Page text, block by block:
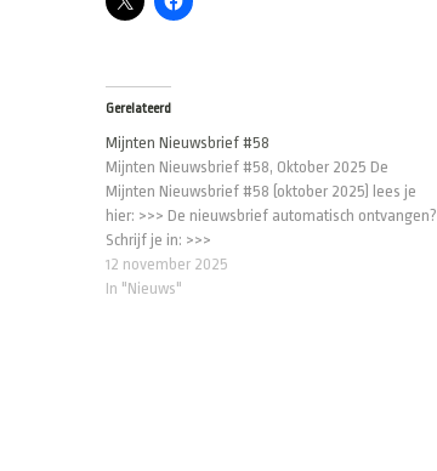
Gerelateerd
Mijnten Nieuwsbrief #58
Mijnten Nieuwsbrief #58, Oktober 2025 De
Mijnten Nieuwsbrief #58 (oktober 2025) lees je
hier: >>> De nieuwsbrief automatisch ontvangen?
Schrijf je in: >>>
12 november 2025
In "Nieuws"